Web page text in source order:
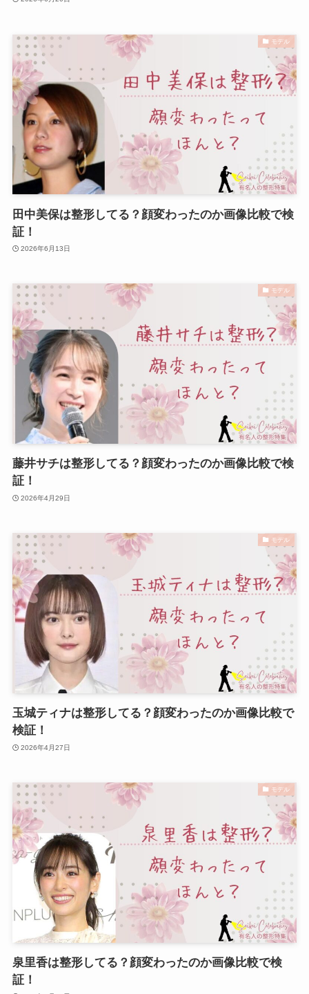
モデル
田中美保は整形してる？顔変わったのか画像比較で検
証！
2026年6月13日
モデル
藤井サチは整形してる？顔変わったのか画像比較で検
証！
2026年4月29日
モデル
玉城ティナは整形してる？顔変わったのか画像比較で
検証！
2026年4月27日
モデル
泉里香は整形してる？顔変わったのか画像比較で検
証！